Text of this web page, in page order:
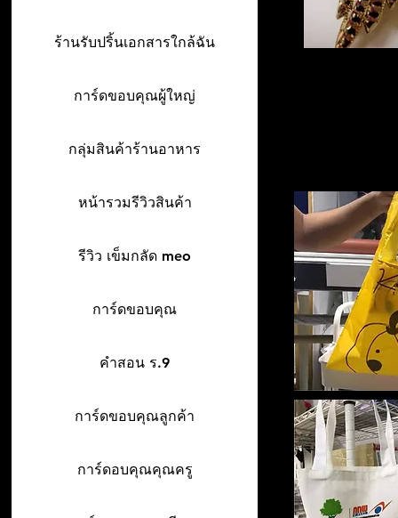
ร้านรับปริ้นเอกสารใกล้ฉัน
การ์ดขอบคุณผู้ใหญ่
กลุ่มสินค้าร้านอาหาร
หน้ารวมรีวิวสินค้า
รีวิว เข็มกลัด meo
การ์ดขอบคุณ
คำสอน ร.9
การ์ดขอบคุณลูกค้า
การ์ดอบคุณคุณครู